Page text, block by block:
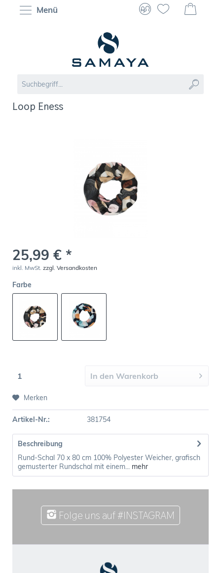
Menü
Loop Eness
25,99 € *
inkl. MwSt. zzgl. Versandkosten
Farbe
In den Warenkorb
Merken
Artikel-Nr.: 381754
Beschreibung
Rund-Schal 70 x 80 cm 100% Polyester Weicher, grafisch
gemusterter Rundschal mit einem... mehr
Folge uns auf #INSTAGRAM